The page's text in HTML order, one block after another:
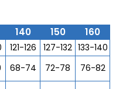
140 150 160
121-126 127-132 133-140
68-74 72-78
76-82